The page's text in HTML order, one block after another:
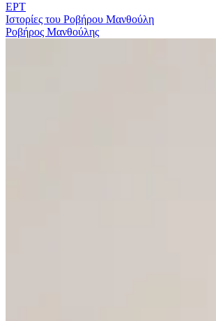
ΕΡΤ
Ιστορίες του Ροβήρου Μανθούλη
Ροβήρος Μανθούλης